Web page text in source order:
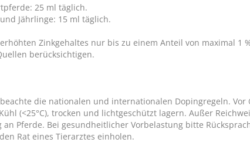
25 ml täglich.
Jährlinge: 15 ml täglich.
Zinkgehaltes nur bis zu einem Anteil von maximal 1
berücksichtigen.
die nationalen und internationalen Dopingregeln.
(<25°C), trocken und lichtgeschützt lagern. Außer
an Pferde. Bei gesundheitlicher Vorbelastung bitte
Rat eines Tierarztes einholen.